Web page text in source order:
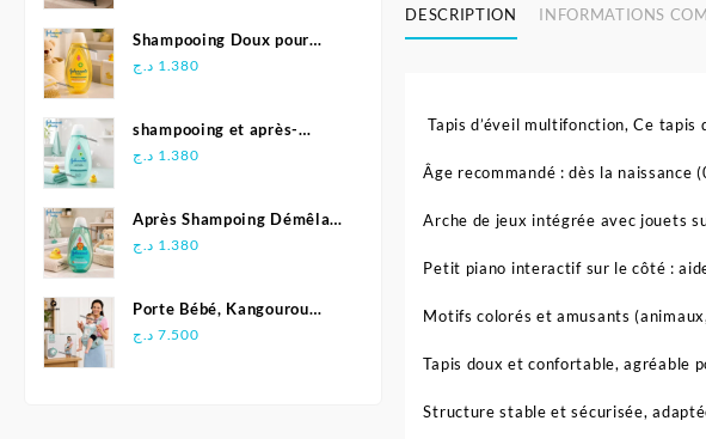
Shampooing Doux pour
Bébé 500 ml - Johnson's
1.380 د.ج
shampooing et après-
shampoing 2en1 Soft &
1.380 د.ج
Après Shampoing Démêlant
pour bébé - Johnson'S Baby
1.380 د.ج
Porte Bébé, Kangourou
Multifonctionnel
7.500 د.ج
DESCRIPTION INFORMATIONS
Tapis d’éveil multifonction, Ce tapis
Âge recommandé : dès la naissance
Arche de jeux intégrée avec jouets
Petit piano interactif sur le côté :
Motifs colorés et amusants
Tapis doux et confortable, agréable
Structure stable et sécurisée,